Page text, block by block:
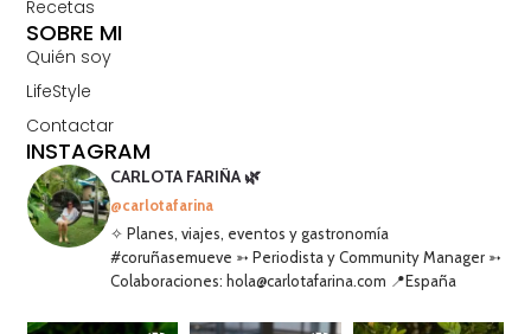
SOBRE MI
Quién soy
LifeStyle
Contactar
Recetas
INSTAGRAM
CARLOTA FARIÑA 🌿
@carlotafarina
✧ Planes, viajes, eventos y gastronomía
#coruñasemueve ➳ Periodista y Community Manager ➳
Colaboraciones: hola@carlotafarina.com 📍España